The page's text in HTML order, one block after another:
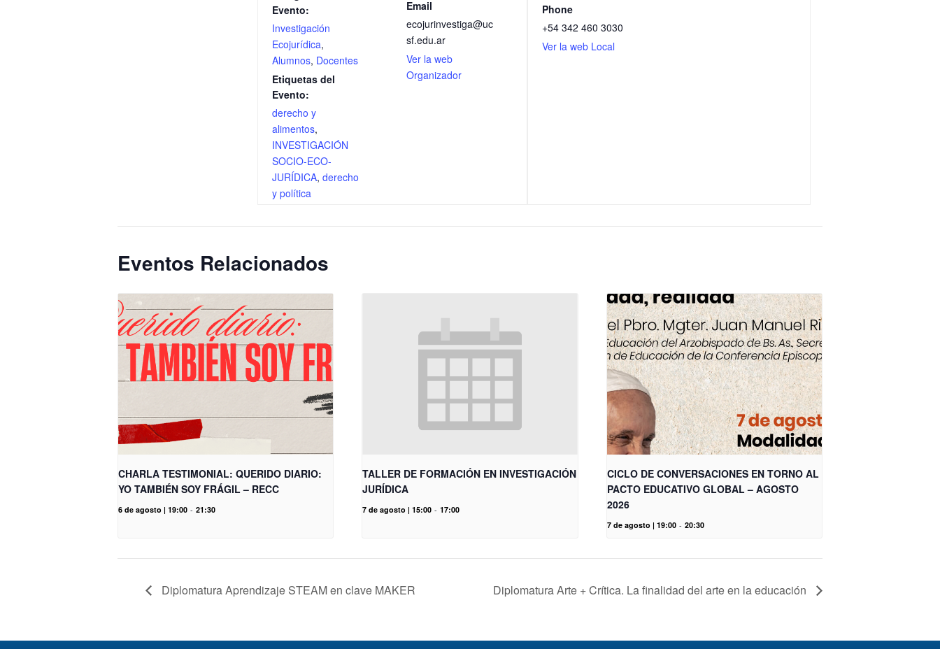
Evento:
Investigación
Ecojurídica,
Alumnos, Docentes
Etiquetas del
Evento:
derecho y
alimentos,
INVESTIGACIÓN
SOCIO-ECO-
JURÍDICA, derecho
y política
Email
ecojurinvestiga@uc
sf.edu.ar
Ver la web
Organizador
Phone
+54 342 460 3030
Ver la web Local
Eventos Relacionados
CHARLA TESTIMONIAL: QUERIDO DIARIO:
YO TAMBIÉN SOY FRÁGIL – RECC
6 de agosto | 19:00 - 21:30
TALLER DE FORMACIÓN EN INVESTIGACIÓN
JURÍDICA
7 de agosto | 15:00 - 17:00
CICLO DE CONVERSACIONES EN TORNO AL
PACTO EDUCATIVO GLOBAL – AGOSTO
2026
7 de agosto | 19:00 - 20:30
Diplomatura Aprendizaje STEAM en clave MAKER Diplomatura Arte + Crítica. La finalidad del arte en la educación